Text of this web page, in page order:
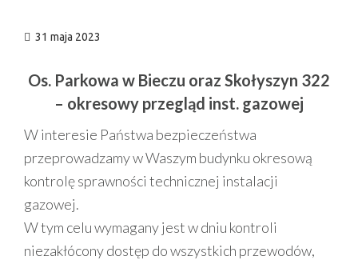
31 maja 2023
Os. Parkowa w Bieczu oraz Skołyszyn 322
– okresowy przegląd inst. gazowej
W interesie Państwa bezpieczeństwa
przeprowadzamy w Waszym budynku okresową
kontrolę sprawności technicznej instalacji
gazowej.
W tym celu wymagany jest w dniu kontroli
niezakłócony dostęp do wszystkich przewodów,